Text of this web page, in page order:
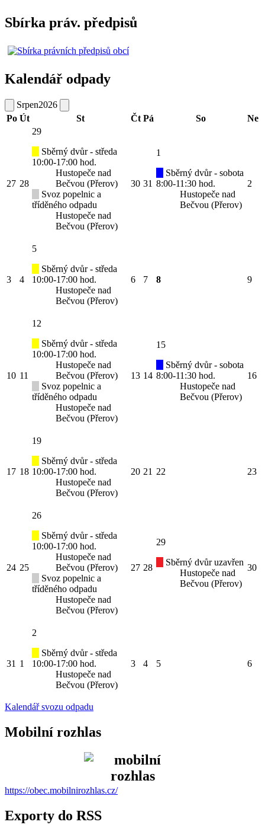
Sbírka práv. předpisů
Kalendář odpady
Srpen2026
Po Út St Čt Pá So Ne
27 28
29
Sběrný dvůr - středa
10:00-17:00 hod.
Hustopeče nad
Bečvou (Přerov)
Svoz popelnic a
tříděného odpadu
Hustopeče nad
Bečvou (Přerov)
30 31
1
Sběrný dvůr - sobota
8:00-11:30 hod.
Hustopeče nad
Bečvou (Přerov)
2
3 4
5
Sběrný dvůr - středa
10:00-17:00 hod.
Hustopeče nad
Bečvou (Přerov)
6 7 8 9
10 11
12
Sběrný dvůr - středa
10:00-17:00 hod.
Hustopeče nad
Bečvou (Přerov)
Svoz popelnic a
tříděného odpadu
Hustopeče nad
Bečvou (Přerov)
13 14
15
Sběrný dvůr - sobota
8:00-11:30 hod.
Hustopeče nad
Bečvou (Přerov)
16
17 18
19
Sběrný dvůr - středa
10:00-17:00 hod.
Hustopeče nad
Bečvou (Přerov)
20 21 22 23
24 25
26
Sběrný dvůr - středa
10:00-17:00 hod.
Hustopeče nad
Bečvou (Přerov)
Svoz popelnic a
tříděného odpadu
Hustopeče nad
Bečvou (Přerov)
27 28
29
Sběrný dvůr uzavřen
Hustopeče nad
Bečvou (Přerov)
30
31 1
2
Sběrný dvůr - středa
10:00-17:00 hod.
Hustopeče nad
Bečvou (Přerov)
3 4 5 6
Kalendář svozu odpadu
Mobilní rozhlas
https://obec.mobilnirozhlas.cz/
Exporty do RSS